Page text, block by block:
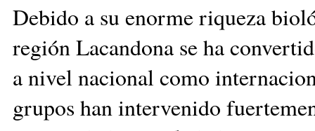
Debido a su enorme riqueza
región Lacandona se ha
a nivel nacional como
grupos han intervenido